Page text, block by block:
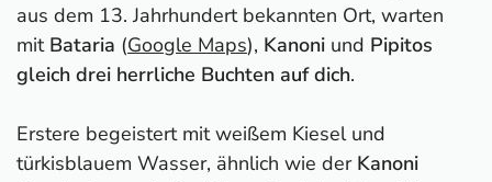
aus dem 13. Jahrhundert bekannten Ort, warten
mit Bataria (Google Maps), Kanoni und Pipitos
gleich drei herrliche Buchten auf dich.
Erstere begeistert mit weißem Kiesel und
türkisblauem Wasser, ähnlich wie der Kanoni